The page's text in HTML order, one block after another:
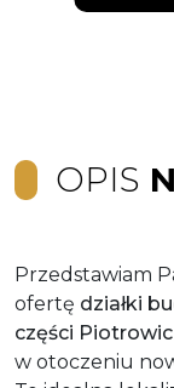
OPIS
Przedstawiam
ofertę działki
części Piotrowic
w otoczeniu